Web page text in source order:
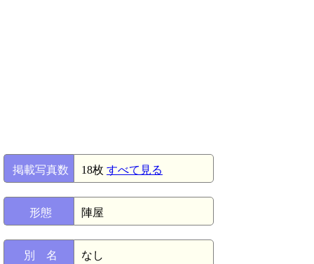
掲載写真数 18枚 すべて見る
形態 陣屋
別 名 なし